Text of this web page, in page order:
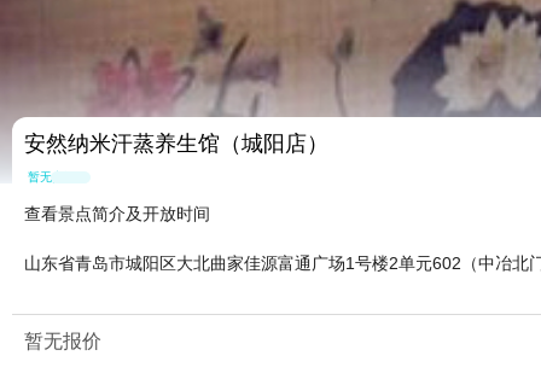
安然纳米汗蒸养生馆（城阳店）
暂无点评
查看景点简介及开放时间
山东省青岛市城阳区大北曲家佳源富通广场1号楼2单元602（中冶北
暂无报价